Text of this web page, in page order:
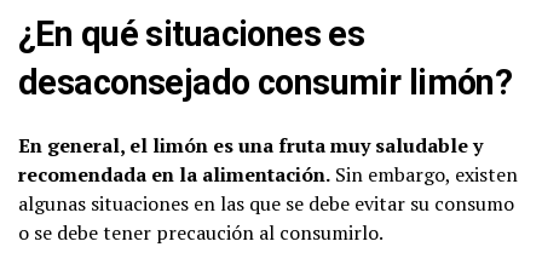
¿En qué situaciones es
desaconsejado consumir limón?
En general, el limón es una fruta muy saludable y
recomendada en la alimentación. Sin embargo, existen
algunas situaciones en las que se debe evitar su consumo
o se debe tener precaución al consumirlo.